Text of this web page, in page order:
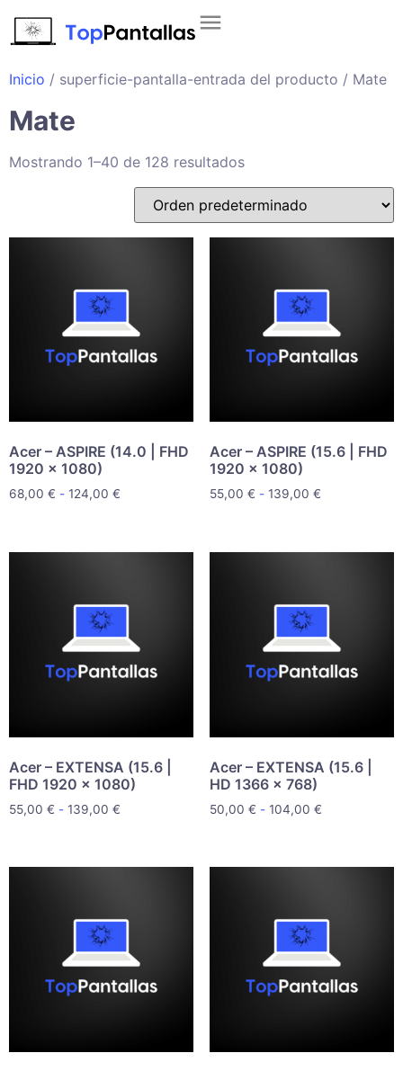
Inicio / superficie-pantalla-entrada del producto / Mate
Mate
Mostrando 1–40 de 128 resultados
Acer – ASPIRE (14.0 | FHD
1920 x 1080)
68,00 € - 124,00 €
Acer – ASPIRE (15.6 | FHD
1920 x 1080)
55,00 € - 139,00 €
Acer – EXTENSA (15.6 |
FHD 1920 x 1080)
55,00 € - 139,00 €
Acer – EXTENSA (15.6 |
HD 1366 x 768)
50,00 € - 104,00 €